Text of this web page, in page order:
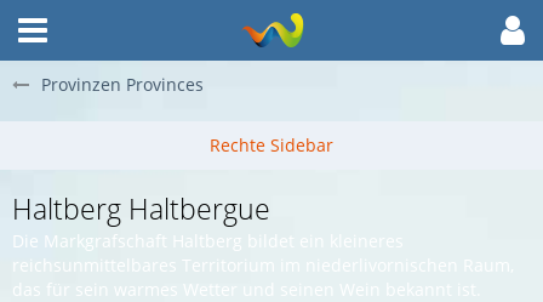
Provinzen Provinces
Haltberg Haltbergue
Die Markgrafschaft Haltberg bildet ein kleineres
reichsunmittelbares Territorium im niederlivornischen Raum,
das für sein warmes Wetter und seinen Wein bekannt ist.